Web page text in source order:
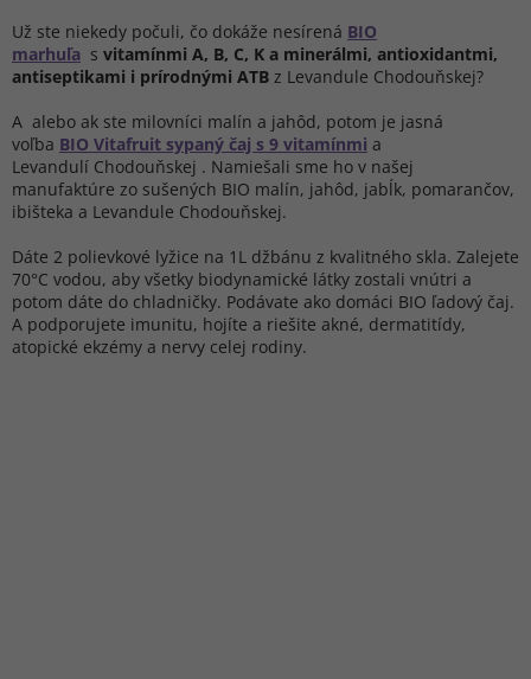
Už ste niekedy počuli, čo dokáže nesírená BIO
marhuľa s vitamínmi A, B, C, K a minerálmi, antioxidantmi,
antiseptikami i prírodnými ATB z Levandule Chodouňskej?
A alebo ak ste milovníci malín a jahôd, potom je jasná
voľba BIO Vitafruit sypaný čaj s 9 vitamínmi a
Levanduli Chodouňskej . Namiešali sme ho v našej
manufaktúre zo sušených BIO malín, jahôd, jabĺk, pomarančov,
ibišteka a Levandule Chodouňskej.
Dáte 2 polievkové lyžice na 1L džbánu z kvalitného skla. Zalejete
70°C vodou, aby všetky biodynamické látky zostali vnútri a
potom dáte do chladničky. Podávate ako domáci BIO ľadový čaj.
A podporujete imunitu, hojíte a riešite akné, dermatitídy,
atopické ekzémy a nervy celej rodiny.